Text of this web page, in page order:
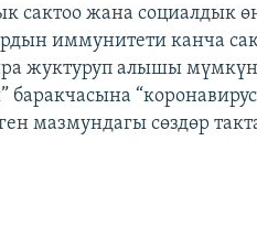
сактоо жана социалдык
иммунитети канча
жуктуруп алышы
баракчасына
мазмундагы сөздөр